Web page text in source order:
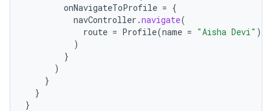
onNavigateToProfile = {
navController .navigate(
route = Profile(name = "Aisha Devi" )
)
}
)
}
}
}